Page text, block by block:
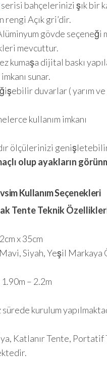
serisi bahçelerinizi şık bir
rengi Açık gri’dir.
gövde seçeneği
mevcuttur.
kumaşa dijital baskı
sunar.
duvarlar ( yarım ve
kullanım imkanı
ölçülerinizi
olup ayakların
Kullanım Seçenekleri
Tente Teknik
x 35cm
Mavi, Siyah, Yeşil
– 2.2m
kurulum
Katlanır Tente, Portatif